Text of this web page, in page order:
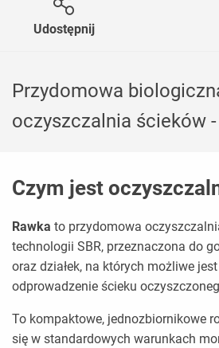
Udostępnij
Przydomowa
oczyszczalnia ścieków
Czym jest
Rawka to przydomowa
technologii SBR, przeznaczona do
oraz działek, na których możliwe
odprowadzenie ścieku
To kompaktowe, jednozbiornikowe
się w standardowych warunkach